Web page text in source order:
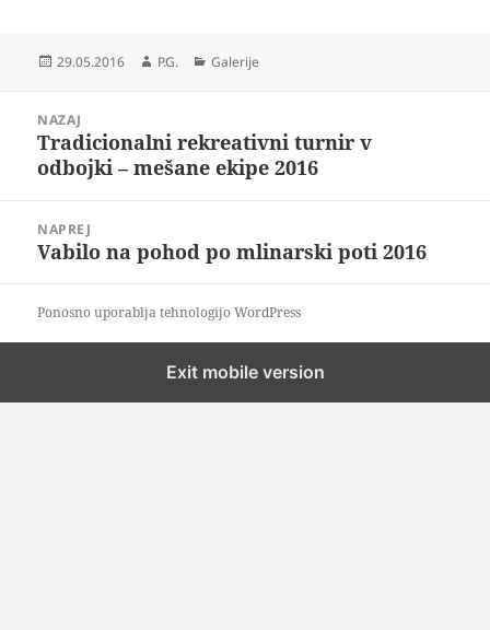
Objavljeno
29.05.2016 Avtor
P.G. Kategorije
Galerije
prispevka
NAZAJ
Prejšnji
prispevek:
Tradicionalni rekreativni turnir v
odbojki – mešane ekipe 2016
NAPREJ
Naslednji
Vabilo na pohod po mlinarski poti 2016
Ponosno uporablja tehnologijo WordPress
Exit mobile version